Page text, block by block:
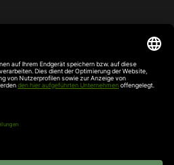
2022
„Rund ums Haus“
im erlebten Kundenservice
Rang (Türen, Tore & Antriebe)